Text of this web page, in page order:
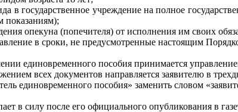
в государственное учреждение на полное
показаниям);
опекуна (попечителя) от исполнения им своих
в сроки, не предусмотренные настоящим
единовременного пособия принимается
всех документов направляется заявителю в
единовременного пособия» заменить словом
в силу после его официального опубликования в